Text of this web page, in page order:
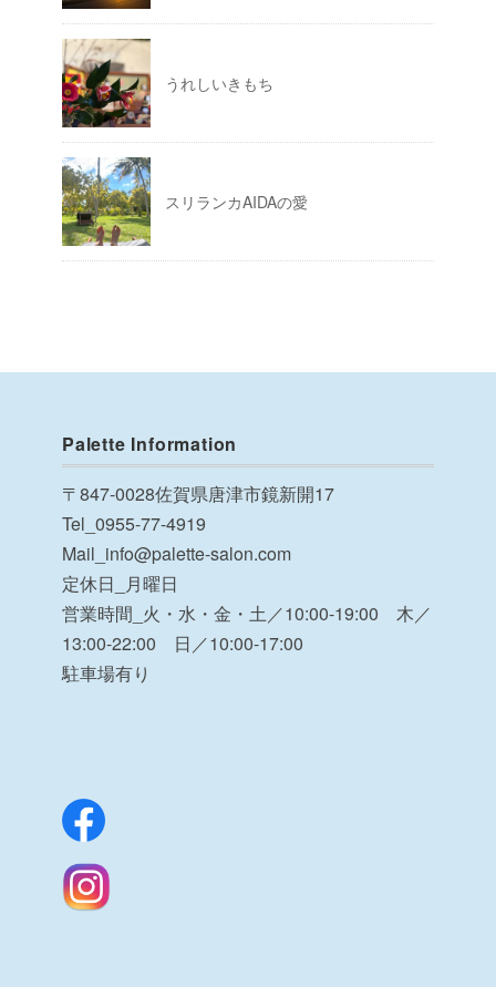
うれしいきもち
スリランカAIDAの愛
Palette Information
〒847-0028佐賀県唐津市鏡新開17
Tel_0955-77-4919
Mail_info@palette-salon.com
定休日_月曜日
営業時間_火・水・金・土／10:00-19:00 木／
13:00-22:00 日／10:00-17:00
駐車場有り